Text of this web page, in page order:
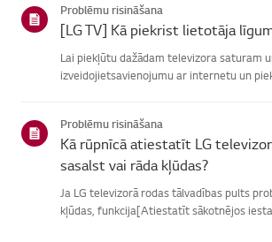
Problēmu risināšana
[LG TV] Kā piekrist lietotāja
Lai piekļūtu dažādam televizora saturam
izveidojietsavienojumu ar internetu un
Problēmu risināšana
Kā rūpnīcā atiestatīt LG
sasalst vai rāda kļūdas?
Ja LG televizorā rodas tālvadības pults
kļūdas, funkcija[Atiestatīt sākotnējos